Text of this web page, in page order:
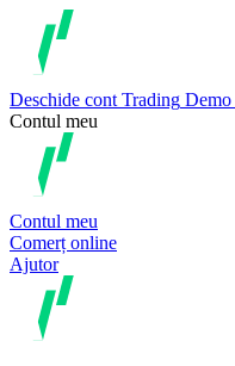
Deschide cont Trading Demo
Contul meu
Contul meu
Comerț online
Ajutor